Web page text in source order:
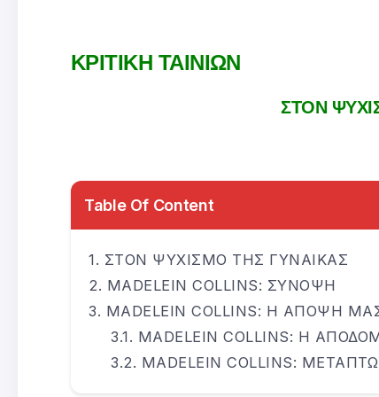
ΚΡΙΤΙΚΗ ΤΑΙΝΙΩΝ
ΣΤΟΝ
Table Of Content
ΣΤΟΝ ΨΥΧΙΣΜΟ ΤΗΣ ΓΥΝΑΙΚΑΣ
MADELEIN COLLINS: ΣΥΝΟΨΗ
MADELEIN COLLINS: Η ΑΠΟΨΗ
MADELEIN COLLINS: Η
MADELEIN COLLINS: